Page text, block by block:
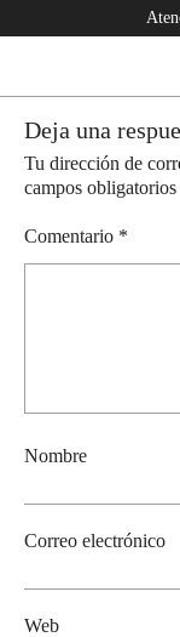
Deja una
Tu dirección de
campos obligatorios
Comentario *
Nombre
Correo electrónico
Web